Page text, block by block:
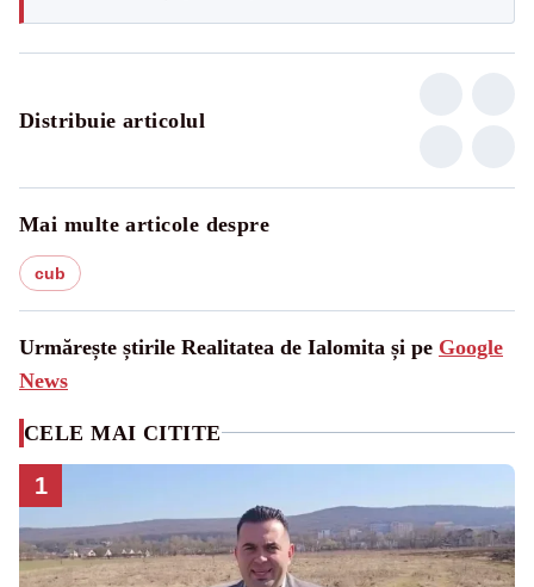
Distribuie articolul
Mai multe articole despre
cub
Urmărește știrile Realitatea de Ialomita și pe Google
News
CELE MAI CITITE
1